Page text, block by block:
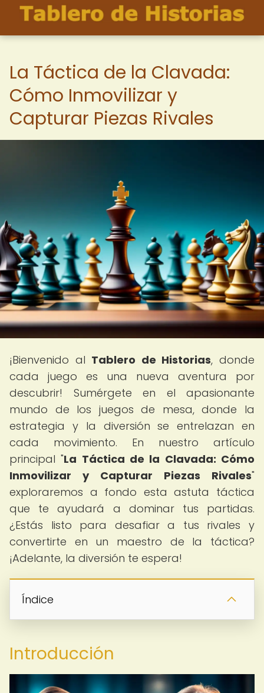
La Táctica de la Clavada:
Cómo Inmovilizar y
Capturar Piezas Rivales
¡Bienvenido al Tablero de Historias, donde
cada juego es una nueva aventura por
descubrir! Sumérgete en el apasionante
mundo de los juegos de mesa, donde la
estrategia y la diversión se entrelazan en
cada movimiento. En nuestro artículo
principal "La Táctica de la Clavada: Cómo
Inmovilizar y Capturar Piezas Rivales"
exploraremos a fondo esta astuta táctica
que te ayudará a dominar tus partidas.
¿Estás listo para desafiar a tus rivales y
convertirte en un maestro de la táctica?
¡Adelante, la diversión te espera!
Índice
Introducción